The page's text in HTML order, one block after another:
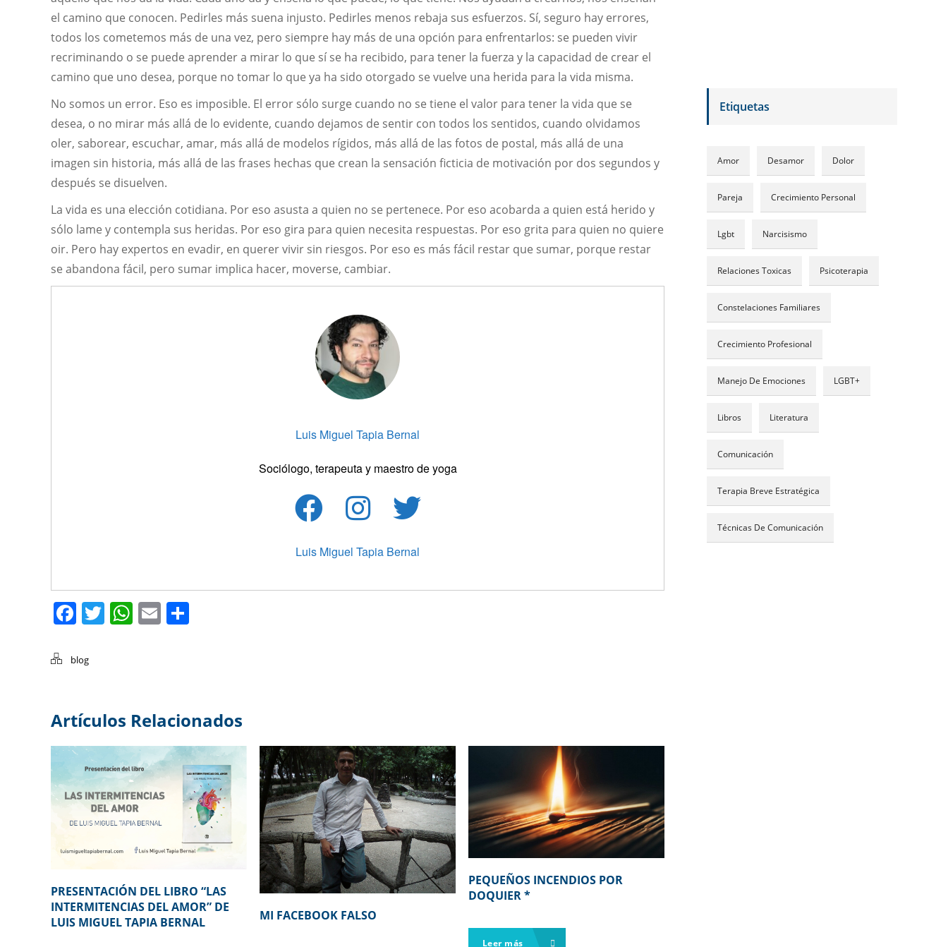
el camino que conocen. Pedirles más suena injusto. Pedirles menos rebaja sus esfuerzos. Sí, seguro hay errores,
todos los cometemos más de una vez, pero siempre hay más de una opción para enfrentarlos: se pueden vivir
recriminando o se puede aprender a mirar lo que sí se ha recibido, para tener la fuerza y la capacidad de crear el
camino que uno desea, porque no tomar lo que ya ha sido otorgado se vuelve una herida para la vida misma.
No somos un error. Eso es imposible. El error sólo surge cuando no se tiene el valor para tener la vida que se
desea, o no mirar más allá de lo evidente, cuando dejamos de sentir con todos los sentidos, cuando olvidamos
oler, saborear, escuchar, amar, más allá de modelos rígidos, más allá de las fotos de postal, más allá de una
imagen sin historia, más allá de las frases hechas que crean la sensación ficticia de motivación por dos segundos y
después se disuelven.
La vida es una elección cotidiana. Por eso asusta a quien no se pertenece. Por eso acobarda a quien está herido y
sólo lame y contempla sus heridas. Por eso gira para quien necesita respuestas. Por eso grita para quien no quiere
oir. Pero hay expertos en evadir, en querer vivir sin riesgos. Por eso es más fácil restar que sumar, porque restar
se abandona fácil, pero sumar implica hacer, moverse, cambiar.
Luis Miguel Tapia Bernal
Sociólogo, terapeuta y maestro de yoga
Luis Miguel Tapia Bernal
Facebook
Twitter
WhatsApp
Email
blog
Artículos Relacionados
PRESENTACIÓN DEL LIBRO “LAS
INTERMITENCIAS DEL AMOR” DE
LUIS MIGUEL TAPIA BERNAL
MI FACEBOOK FALSO
PEQUEÑOS INCENDIOS POR
DOQUIER *
Leer más
Etiquetas
Amor Desamor Dolor
Pareja Crecimiento Personal
Lgbt Narcisismo
Relaciones Toxicas Psicoterapia
Constelaciones Familiares
Crecimiento Profesional
Manejo De Emociones LGBT+
Libros Literatura
Comunicación
Terapia Breve Estratégica
Técnicas De Comunicación